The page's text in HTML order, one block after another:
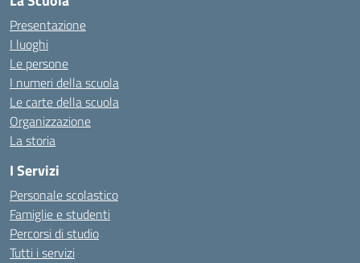
Presentazione
I luoghi
Le persone
I numeri della scuola
Le carte della scuola
Organizzazione
La storia
I Servizi
Personale scolastico
Famiglie e studenti
Percorsi di studio
Tutti i servizi